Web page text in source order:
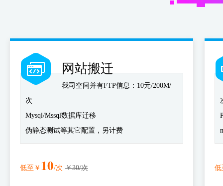
网站搬迁
我司空间并有FTP信息：10元/200M/
次
Mysql/Mssql数据库迁移
伪静态测试等其它配置，另计费
低至￥ 10/次 ￥30/次 低